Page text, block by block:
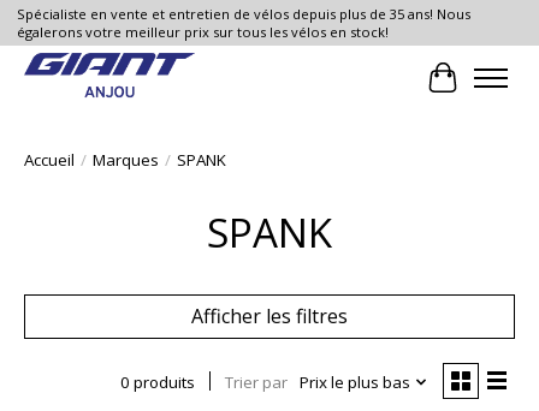
Spécialiste en vente et entretien de vélos depuis plus de 35 ans! Nous
égalerons votre meilleur prix sur tous les vélos en stock!
Panier
Accueil / Marques / SPANK
SPANK
Afficher les filtres
0 produits Trier par Prix le plus bas